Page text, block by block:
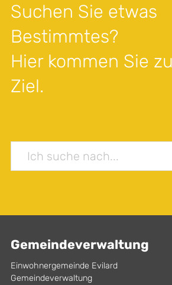
Suchen Sie etwas
Bestimmtes?
Hier kommen Sie
Ziel.
Gemeindeverwaltung
Einwohnergemeinde Evilard
Gemeindeverwaltung